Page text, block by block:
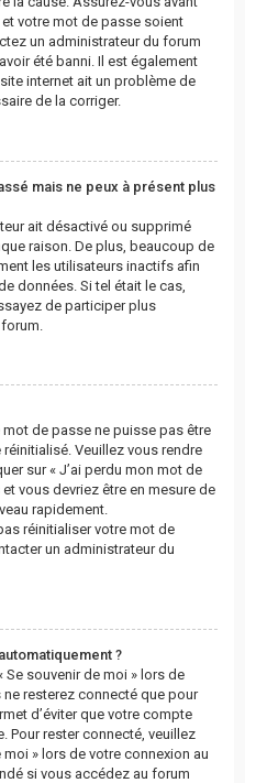
votre mot de passe soient
un administrateur du forum
été banni. Il est également
internet ait un problème de
de la corriger.
mais ne peux à présent plus
ait désactivé ou supprimé
raison. De plus, beaucoup de
les utilisateurs inactifs afin
données. Si tel était le cas,
de participer plus
de passe ne puisse pas être
Veuillez vous rendre
sur « J’ai perdu mon mot de
vous devriez être en mesure de
rapidement.
réinitialiser votre mot de
un administrateur du
?
Se souvenir de moi » lors de
resterez connecté que pour
d’éviter que votre compte
Pour rester connecté, veuillez
» lors de votre connexion au
si vous accédez au forum